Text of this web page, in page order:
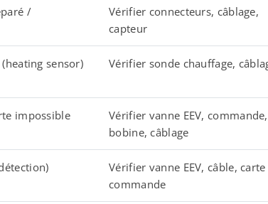
/
Vérifier connecteurs, câblage,
capteur
sensor)
Vérifier sonde chauffage,
impossible
Vérifier vanne EEV, commande,
bobine, câblage
Vérifier vanne EEV, câble, carte
commande